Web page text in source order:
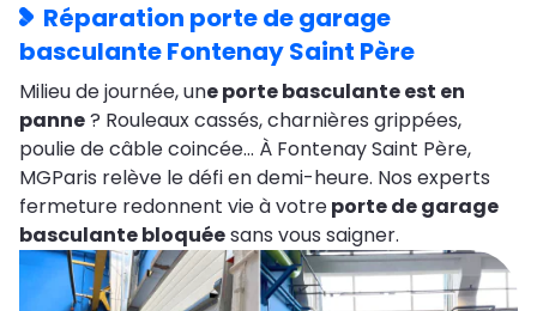
Réparation porte de garage
basculante Fontenay Saint Père
Milieu de journée, une porte basculante est en
panne? Rouleaux cassés, charnières grippées,
poulie de câble coincée… À Fontenay Saint Père,
MGParis relève le défi en demi-heure. Nos experts
fermeture redonnent vie à votreporte de garage
basculante bloquéesans vous saigner.